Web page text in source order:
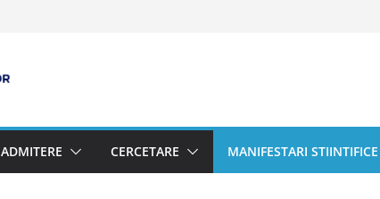
ADMITERE CERCETARE MANIFESTARI STIINTIFICE